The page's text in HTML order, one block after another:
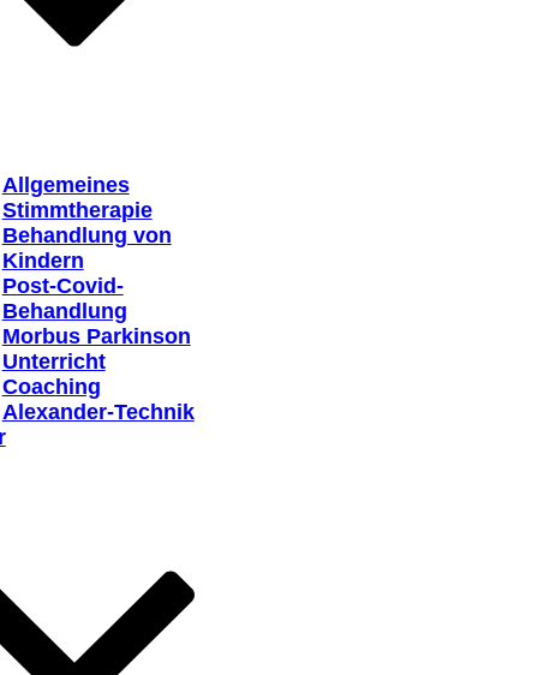
Allgemeines
Stimmtherapie
Behandlung von
Kindern
Post-Covid-
Behandlung
Morbus Parkinson
Unterricht
Coaching
Alexander-Technik